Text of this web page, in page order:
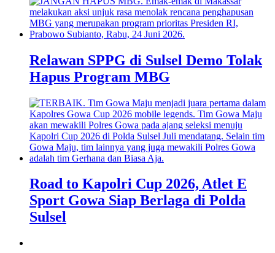
Relawan SPPG di Sulsel Demo Tolak
Hapus Program MBG
Road to Kapolri Cup 2026, Atlet E
Sport Gowa Siap Berlaga di Polda
Sulsel